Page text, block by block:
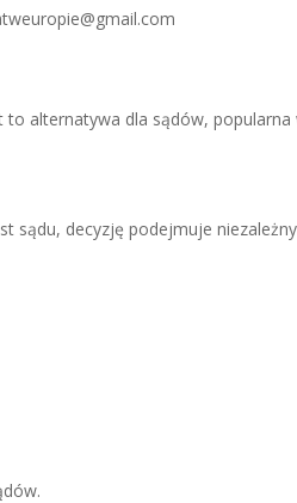
alternatywa dla sądów,
decyzję podejmuje